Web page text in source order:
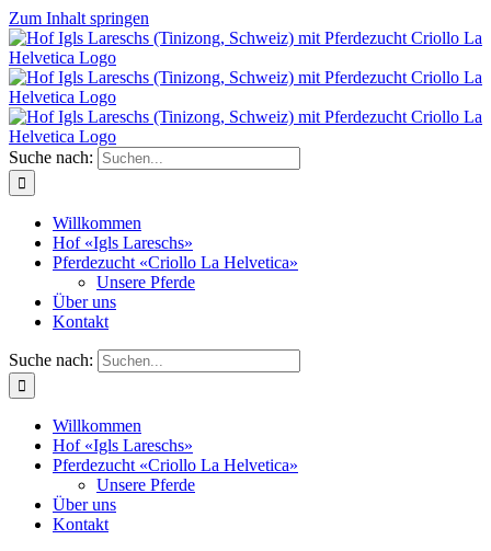
Zum Inhalt springen
Suche nach:
Willkommen
Hof «Igls Lareschs»
Pferdezucht «Criollo La Helvetica»
Unsere Pferde
Über uns
Kontakt
Suche nach:
Willkommen
Hof «Igls Lareschs»
Pferdezucht «Criollo La Helvetica»
Unsere Pferde
Über uns
Kontakt